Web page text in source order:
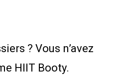
? Vous n’avez
HIIT Booty.